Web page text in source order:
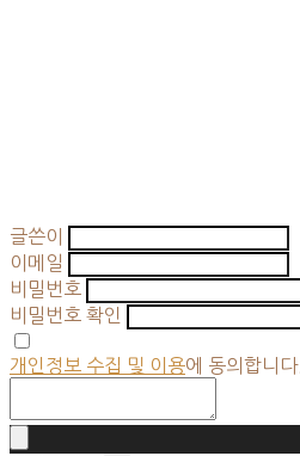
글쓴이
이메일
비밀번호
비밀번호 확인
개인정보 수집 및 이용에 동의합니다.